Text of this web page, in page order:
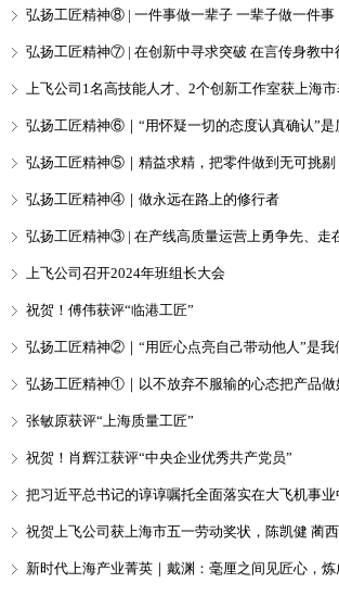
弘扬工匠精神⑧ | 一件事做一辈子 一辈子做一件事
弘扬工匠精神⑦ | 在创新中寻求突破 在言传身教中
上飞公司1名高技能人才、2个创新工作室获上海
弘扬工匠精神⑥｜“用怀疑一切的态度认真确认”
弘扬工匠精神⑤｜精益求精，把零件做到无可挑剔
弘扬工匠精神④｜做永远在路上的修行者
弘扬工匠精神③ | 在产线高质量运营上勇争先、走
上飞公司召开2024年班组长大会
祝贺！傅伟获评“临港工匠”
弘扬工匠精神②｜“用匠心点亮自己带动他人”是我
弘扬工匠精神①｜以不放弃不服输的心态把产品做
张敏原获评“上海质量工匠”
祝贺！肖辉江获评“中央企业优秀共产党员”
把习近平总书记的谆谆嘱托全面落实在大飞机事业
祝贺上飞公司获上海市五一劳动奖状，陈凯健 蔺
新时代上海产业菁英｜戴渊：毫厘之间见匠心，炼